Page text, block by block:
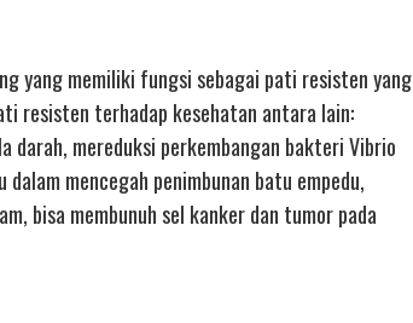
yang memiliki fungsi sebagai pati resisten yang
resisten terhadap kesehatan antara lain:
darah, mereduksi perkembangan bakteri Vibrio
mencegah penimbunan batu empedu,
bisa membunuh sel kanker dan tumor pada